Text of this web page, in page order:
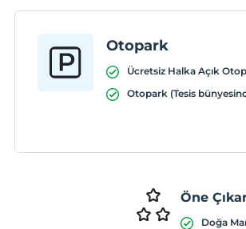
Otopark
Ücretsiz Halka Açık
Otopark (Tesis
Öne
Doğa